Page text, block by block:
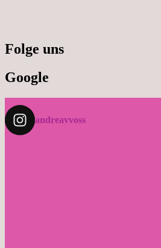
Folge uns
Google
andreavvoss